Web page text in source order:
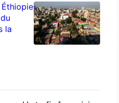
la